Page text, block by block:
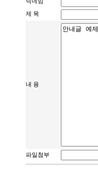
제 목
내 용
파일첨부